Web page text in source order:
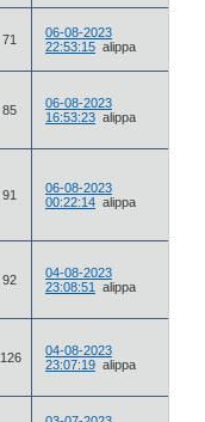
71
06-08-2023
22:53:15 alippa
85
06-08-2023
16:53:23 alippa
91
06-08-2023
00:22:14 alippa
92
04-08-2023
23:08:51
alippa
126
04-08-2023
23:07:19 alippa